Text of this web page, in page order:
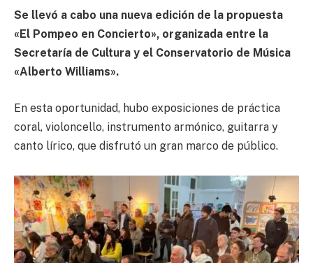
Se llevó a cabo una nueva edición de la propuesta
«El Pompeo en Concierto», organizada entre la
Secretaría de Cultura y el Conservatorio de Música
«Alberto Williams».
En esta oportunidad, hubo exposiciones de práctica
coral, violoncello, instrumento armónico, guitarra y
canto lírico, que disfrutó un gran marco de público.